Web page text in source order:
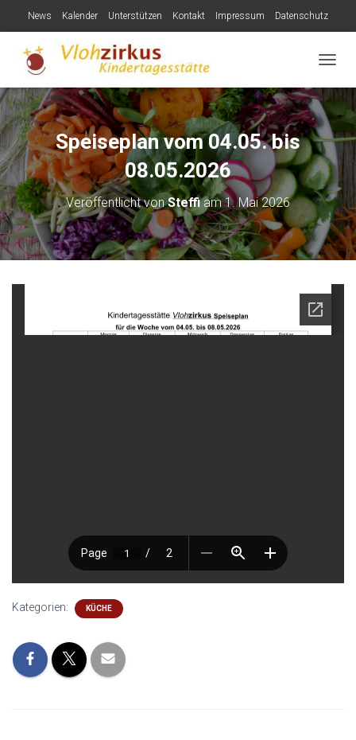
News Kalender Unterstützen Kontakt Impressum Datenschutz
Speiseplan vom 04.05. bis
08.05.2026
Veröffentlicht vonSteffiam1. Mai 2026
Kategorien: KÜCHE